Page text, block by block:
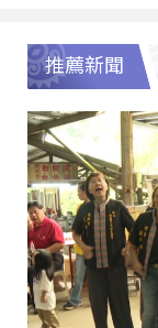
推薦新聞